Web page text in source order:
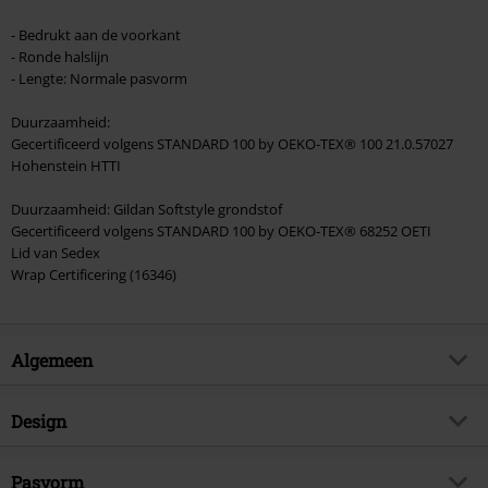
- Bedrukt aan de voorkant
- Ronde halslijn
- Lengte: Normale pasvorm
Duurzaamheid:
Gecertificeerd volgens STANDARD 100 by OEKO-TEX® 100 21.0.57027
Hohenstein HTTI
Duurzaamheid: Gildan Softstyle grondstof
Gecertificeerd volgens STANDARD 100 by OEKO-TEX® 68252 OETI
Lid van Sedex
Wrap Certificering (16346)
Algemeen
Artikelnr.
Design
Producttype
Pasvorm